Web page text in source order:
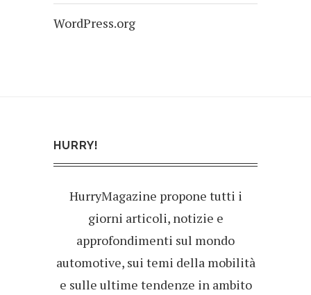
WordPress.org
HURRY!
HurryMagazine propone tutti i
giorni articoli, notizie e
approfondimenti sul mondo
automotive, sui temi della mobilità
e sulle ultime tendenze in ambito